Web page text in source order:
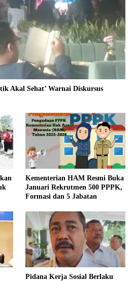
Akal Sehat’ Warnai Diskursus
Kementerian HAM Resmi Buka
Januari Rekrutmen 500 PPPK,
Formasi dan 5 Jabatan
Pidana Kerja Sosial Berlaku